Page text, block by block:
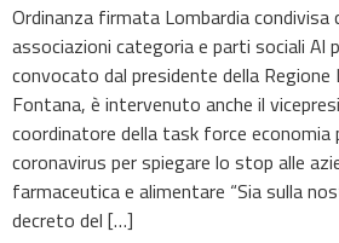
Ordinanza firmata Lombardia condivisa
associazioni categoria e parti sociali Al
convocato dal presidente della
Fontana, è intervenuto anche il
coordinatore della task force economia
coronavirus per spiegare lo stop alle
farmaceutica e alimentare “Sia sulla
decreto del […]